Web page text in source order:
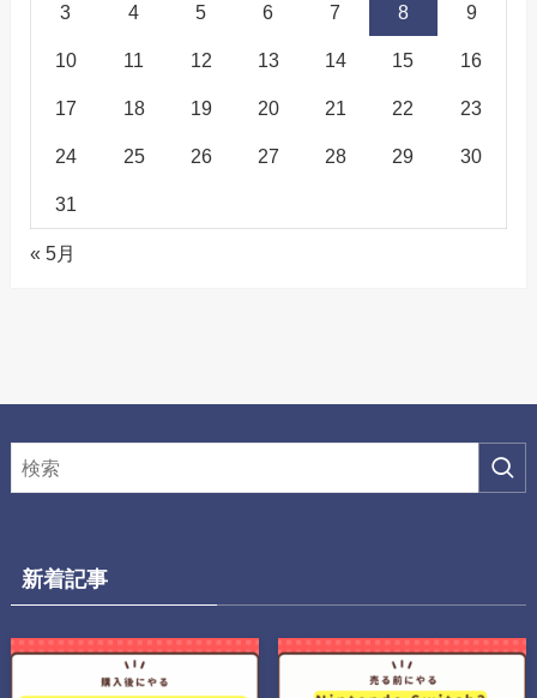
3 4 5 6 7 8 9
10 11 12 13 14 15 16
17 18 19 20 21 22 23
24 25 26 27 28 29 30
31
« 5月
新着記事